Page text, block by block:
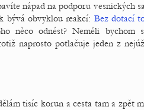
nápad na podporu vesnických
bývá obvyklou reakcí: Bez dotací
něco odnést? Neměli bychom
naprosto potlačuje jeden z
tisíc korun a cesta tam a zpět